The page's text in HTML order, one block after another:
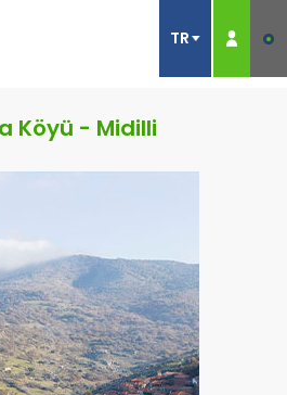
Köyü - Midilli